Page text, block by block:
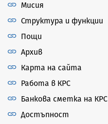
Мисия
Структура и функции
Пощи
Архив
Карта на сайта
Работа в КРС
Банкова сметка на КРС
Достъпност